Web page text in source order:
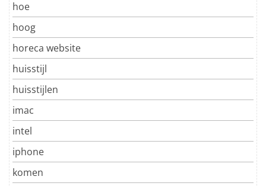
hoe
hoog
horeca website
huisstijl
huisstijlen
imac
intel
iphone
komen